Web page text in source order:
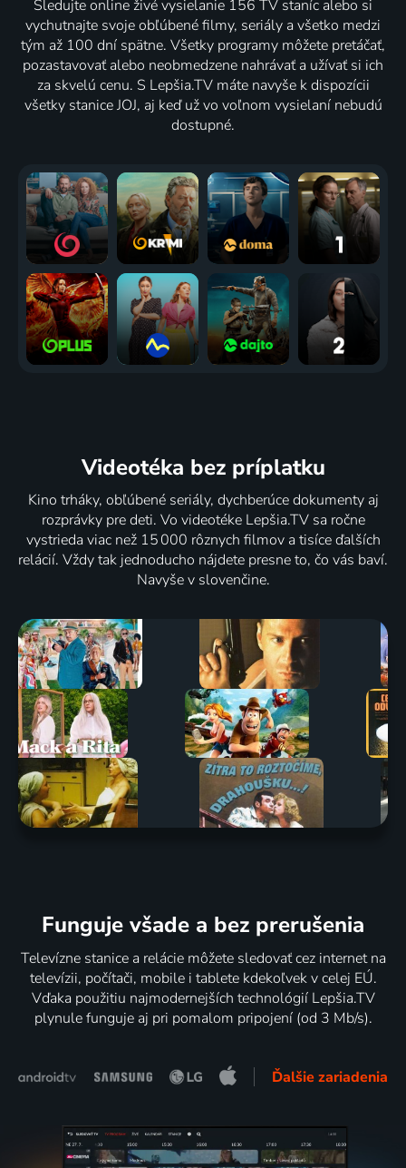
Sledujte online živé vysielanie 156 TV staníc alebo si
vychutnajte svoje obľúbené filmy, seriály a všetko medzi
tým až 100 dní spätne. Všetky programy môžete pretáčať,
pozastavovať alebo neobmedzene nahrávať a užívať si ich
za skvelú cenu. S Lepšia.TV máte navyše k dispozícii
všetky stanice JOJ, aj keď už vo voľnom vysielaní nebudú
dostupné.
Videotéka bez príplatku
Kino trháky, obľúbené seriály, dychberúce dokumenty aj
rozprávky pre deti. Vo videotéke Lepšia.TV sa ročne
vystrieda viac než 15 000 rôznych filmov a tisíce ďalších
relácií. Vždy tak jednoducho nájdete presne to, čo vás baví.
Navyše v slovenčine.
Funguje všade a bez prerušenia
Televízne stanice a relácie môžete sledovať cez internet na
televízii, počítači, mobile i tablete kdekoľvek v celej EÚ.
Vďaka použitiu najmodernejších technológií Lepšia.TV
plynule funguje aj pri pomalom pripojení (od 3 Mb/s).
Ďalšie zariadenia